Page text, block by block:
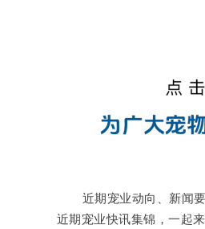
近期宠业动向、新闻
近期宠业快讯集锦，一起